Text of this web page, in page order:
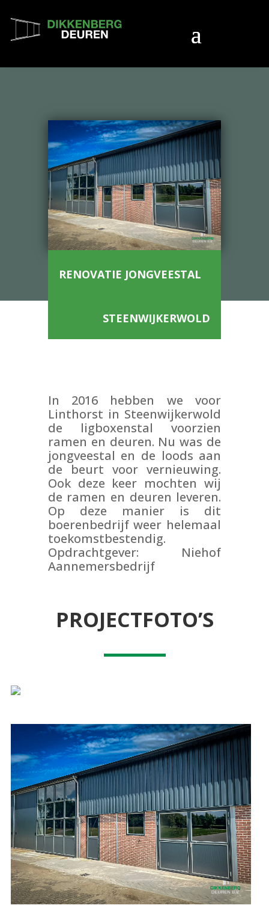
RENOVATIE JONGVEESTAL
STEENWIJKERWOLD
In 2016 hebben we voor
Linthorst in Steenwijkerwold
de ligboxenstal voorzien
ramen en deuren. Nu was de
jongveestal en de loods aan
de beurt voor vernieuwing.
Ook deze keer mochten wij
de ramen en deuren leveren.
Op deze manier is dit
boerenbedrijf weer helemaal
toekomstbestendig.
Opdrachtgever: Niehof
Aannemersbedrijf
PROJECTFOTO’S